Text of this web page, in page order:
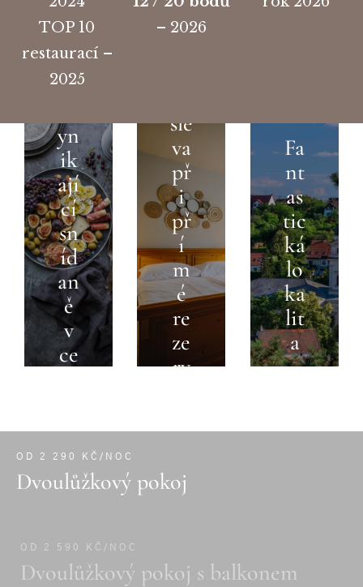
TOP 10
restaurací –
2025
– 2026
yn
ik
ají
cí
sn
íd
an
ě
v
ce
sle
va
př
i
př
í
m
é
re
ze
rv
Fa
nt
as
tic
ká
lo
ka
lit
a
OD 2 290 KČ/NOC
Dvoulůžkový pokoj
OD 2 590 KČ/NOC
Dvoulůžkový pokoj s balkonem